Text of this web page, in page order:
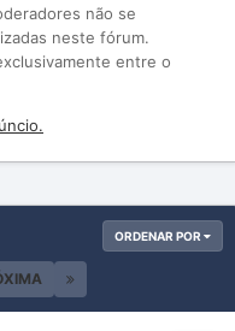
não se
neste fórum.
entre o
ORDENAR POR